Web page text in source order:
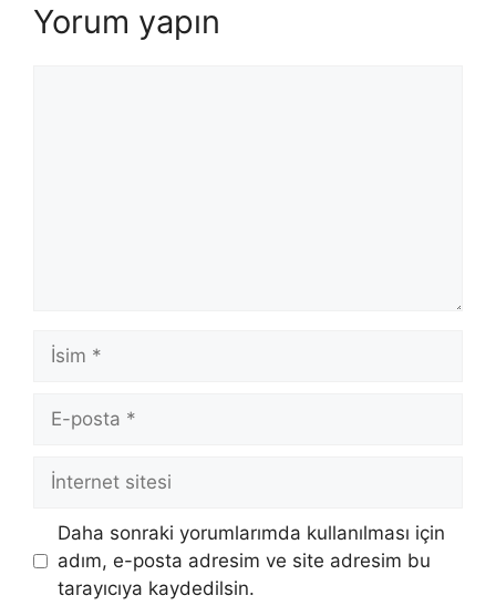
Yorum yapın
İsim
posta
İnternet
sitesi
Daha sonraki yorumlarımda kullanılması için
adım, e-posta adresim ve site adresim bu
tarayıcıya kaydedilsin.